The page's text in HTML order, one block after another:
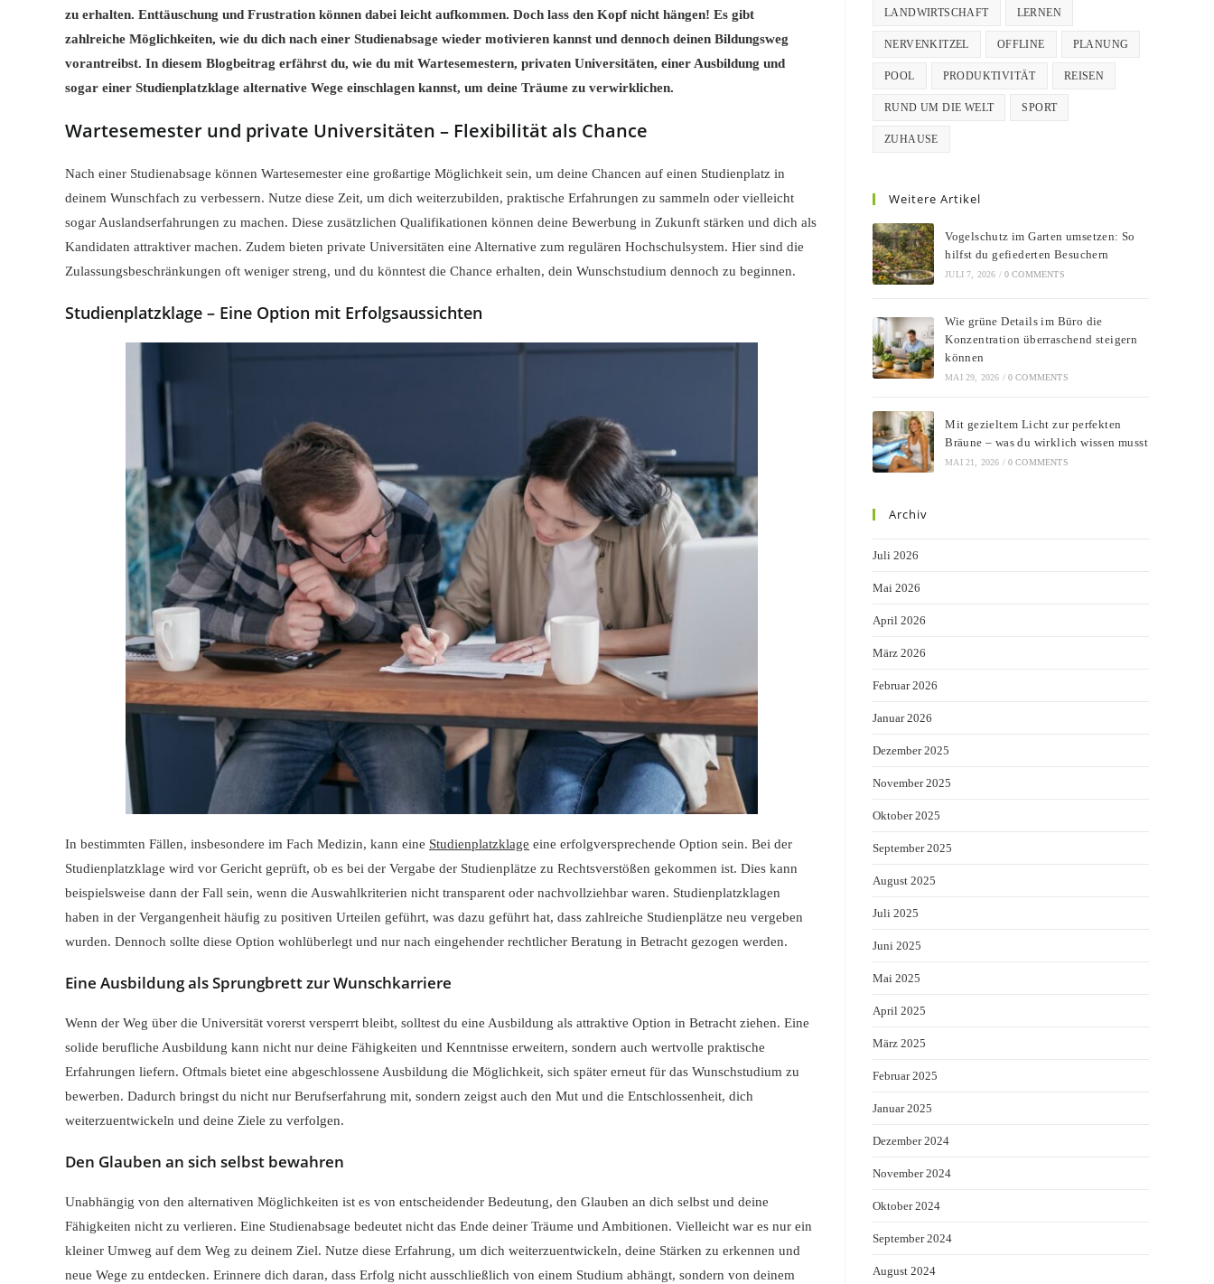
zu erhalten. Enttäuschung und Frustration können dabei leicht aufkommen. Doch lass den Kopf nicht hängen! Es gibt
zahlreiche Möglichkeiten, wie du dich nach einer Studienabsage wieder motivieren kannst und dennoch deinen Bildungsweg
vorantreibst. In diesem Blogbeitrag erfährst du, wie du mit Wartesemestern, privaten Universitäten, einer Ausbildung und
sogar einer Studienplatzklage alternative Wege einschlagen kannst, um deine Träume zu verwirklichen.
Wartesemester und private Universitäten – Flexibilität als Chance
Nach einer Studienabsage können Wartesemester eine großartige Möglichkeit sein, um deine Chancen auf einen Studienplatz in
deinem Wunschfach zu verbessern. Nutze diese Zeit, um dich weiterzubilden, praktische Erfahrungen zu sammeln oder vielleicht
sogar Auslandserfahrungen zu machen. Diese zusätzlichen Qualifikationen können deine Bewerbung in Zukunft stärken und dich als
Kandidaten attraktiver machen. Zudem bieten private Universitäten eine Alternative zum regulären Hochschulsystem. Hier sind die
Zulassungsbeschränkungen oft weniger streng, und du könntest die Chance erhalten, dein Wunschstudium dennoch zu beginnen.
Studienplatzklage – Eine Option mit Erfolgsaussichten
In bestimmten Fällen, insbesondere im Fach Medizin, kann eine Studienplatzklage eine erfolgversprechende Option sein. Bei der
Studienplatzklage wird vor Gericht geprüft, ob es bei der Vergabe der Studienplätze zu Rechtsverstößen gekommen ist. Dies kann
beispielsweise dann der Fall sein, wenn die Auswahlkriterien nicht transparent oder nachvollziehbar waren. Studienplatzklagen
haben in der Vergangenheit häufig zu positiven Urteilen geführt, was dazu geführt hat, dass zahlreiche Studienplätze neu vergeben
wurden. Dennoch sollte diese Option wohlüberlegt und nur nach eingehender rechtlicher Beratung in Betracht gezogen werden.
Eine Ausbildung als Sprungbrett zur Wunschkarriere
Wenn der Weg über die Universität vorerst versperrt bleibt, solltest du eine Ausbildung als attraktive Option in Betracht ziehen. Eine
solide berufliche Ausbildung kann nicht nur deine Fähigkeiten und Kenntnisse erweitern, sondern auch wertvolle praktische
Erfahrungen liefern. Oftmals bietet eine abgeschlossene Ausbildung die Möglichkeit, sich später erneut für das Wunschstudium zu
bewerben. Dadurch bringst du nicht nur Berufserfahrung mit, sondern zeigst auch den Mut und die Entschlossenheit, dich
weiterzuentwickeln und deine Ziele zu verfolgen.
Den Glauben an sich selbst bewahren
Unabhängig von den alternativen Möglichkeiten ist es von entscheidender Bedeutung, den Glauben an dich selbst und deine
Fähigkeiten nicht zu verlieren. Eine Studienabsage bedeutet nicht das Ende deiner Träume und Ambitionen. Vielleicht war es nur ein
kleiner Umweg auf dem Weg zu deinem Ziel. Nutze diese Erfahrung, um dich weiterzuentwickeln, deine Stärken zu erkennen und
neue Wege zu entdecken. Erinnere dich daran, dass Erfolg nicht ausschließlich von einem Studium abhängt, sondern von deinem
LANDWIRTSCHAFT LERNEN
NERVENKITZEL OFFLINE PLANUNG
POOL PRODUKTIVITÄT REISEN
RUND UM DIE WELT SPORT
ZUHAUSE
Weitere Artikel
Vogelschutz im Garten umsetzen: So
hilfst du gefiederten Besuchern
JULI 7, 2026 / 0 COMMENTS
Wie grüne Details im Büro die
Konzentration überraschend steigern
können
MAI 29, 2026 / 0 COMMENTS
Mit gezieltem Licht zur perfekten
Bräune – was du wirklich wissen musst
MAI 21, 2026 / 0 COMMENTS
Archiv
Juli 2026
Mai 2026
April 2026
März 2026
Februar 2026
Januar 2026
Dezember 2025
November 2025
Oktober 2025
September 2025
August 2025
Juli 2025
Juni 2025
Mai 2025
April 2025
März 2025
Februar 2025
Januar 2025
Dezember 2024
November 2024
Oktober 2024
September 2024
August 2024